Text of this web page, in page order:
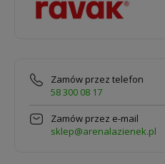
Zamów przez telefon
58 300 08 17
Zamów przez e-mail
sklep@arenalazienek.pl